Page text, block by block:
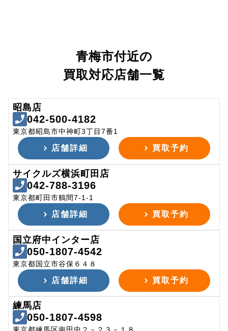
青梅市付近の
買取対応店舗一覧
昭島店
042-500-4182
東京都昭島市中神町3丁目7番1
店舗詳細 買取予約
サイクルズ横浜町田店
042-788-3196
東京都町田市鶴間7-1-1
店舗詳細 買取予約
国立府中インター店
050-1807-4542
東京都国立市谷保６４８
店舗詳細 買取予約
練馬店
050-1807-4598